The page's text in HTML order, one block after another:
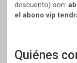
descuento) son:
el abono vip
Quiénes